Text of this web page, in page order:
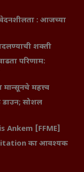
: आजच्या
शक्ती
परिणाम:
मान्सूनचे महत्त्व
डाउन; सोशल
Ankem [FFME]
का आवश्यक